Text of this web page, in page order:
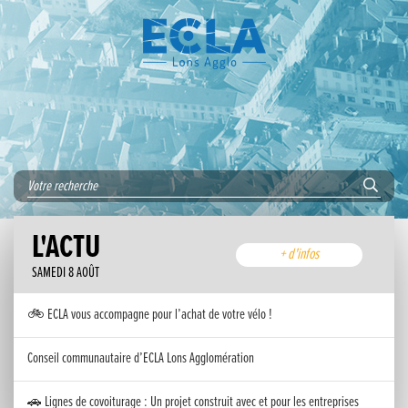
L'ACTU
SAMEDI 8 AOÛT
+ d'infos
🚲 ECLA vous accompagne pour l’achat de votre vélo !
Conseil communautaire d’ECLA Lons Agglomération
🚗 Lignes de covoiturage : Un projet construit avec et pour les entreprises